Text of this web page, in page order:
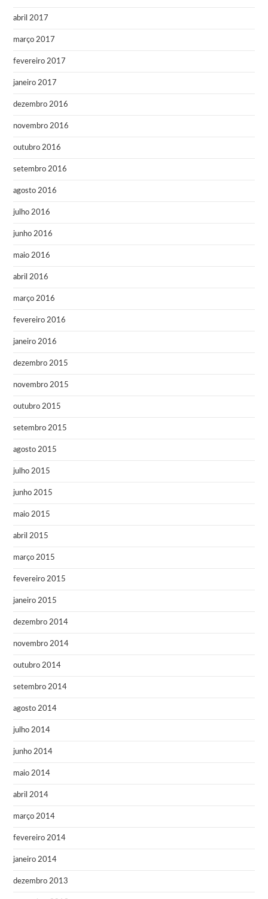
abril 2017
março 2017
fevereiro 2017
janeiro 2017
dezembro 2016
novembro 2016
outubro 2016
setembro 2016
agosto 2016
julho 2016
junho 2016
maio 2016
abril 2016
março 2016
fevereiro 2016
janeiro 2016
dezembro 2015
novembro 2015
outubro 2015
setembro 2015
agosto 2015
julho 2015
junho 2015
maio 2015
abril 2015
março 2015
fevereiro 2015
janeiro 2015
dezembro 2014
novembro 2014
outubro 2014
setembro 2014
agosto 2014
julho 2014
junho 2014
maio 2014
abril 2014
março 2014
fevereiro 2014
janeiro 2014
dezembro 2013